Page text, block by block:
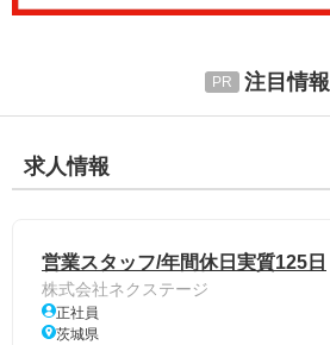
注目情報
求人情報
営業スタッフ/年間休日実質125日
株式会社ネクステージ
正社員
茨城県